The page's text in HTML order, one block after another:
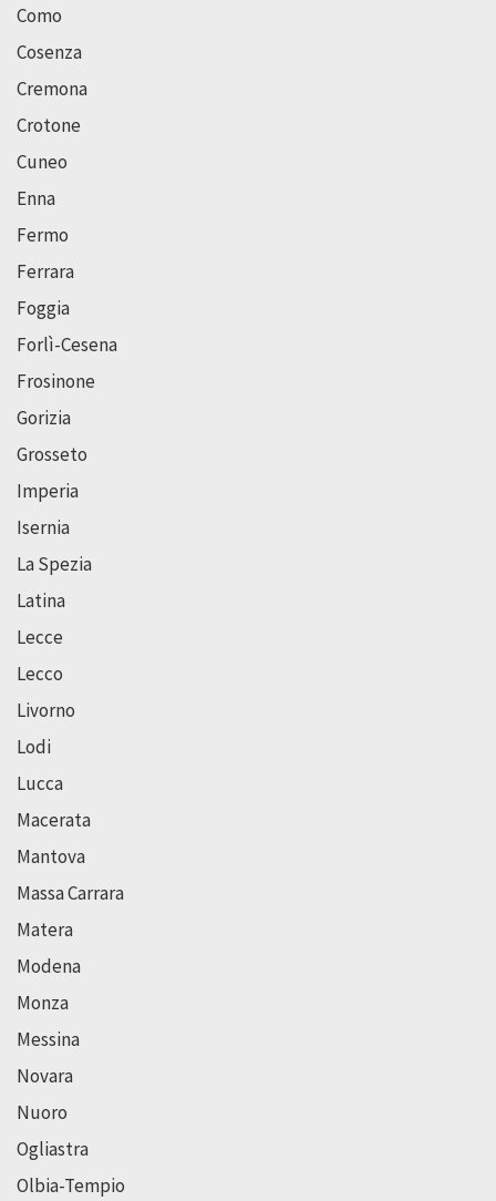
Como
Cosenza
Cremona
Crotone
Cuneo
Enna
Fermo
Ferrara
Foggia
Forlì-Cesena
Frosinone
Gorizia
Grosseto
Imperia
Isernia
La Spezia
Latina
Lecce
Lecco
Livorno
Lodi
Lucca
Macerata
Mantova
Massa Carrara
Matera
Modena
Monza
Messina
Novara
Nuoro
Ogliastra
Olbia-Tempio